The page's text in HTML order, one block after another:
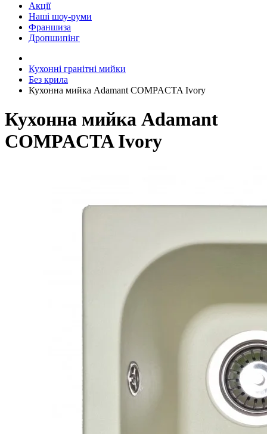
Акції
Наші шоу-руми
Франшиза
Дропшипінг
Кухонні гранітні мийки
Без крила
Кухонна мийка Adamant COMPACTA Ivory
Кухонна мийка Adamant
COMPACTA Ivory